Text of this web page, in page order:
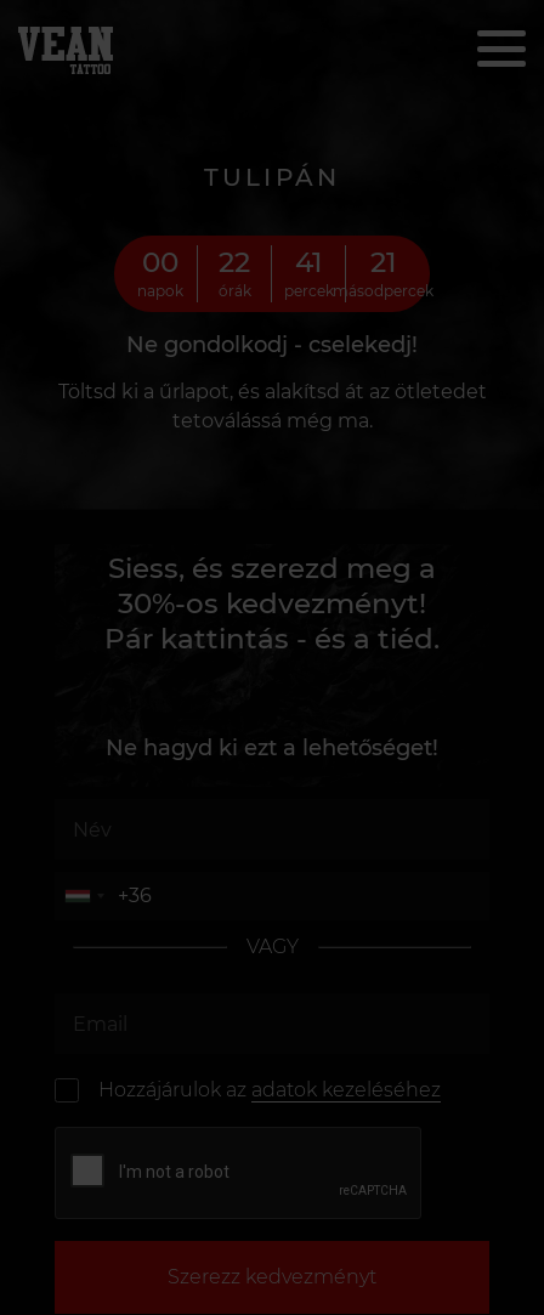
TULIPÁN
00
napok
22
órák
41
percek
19
másodpercek
Ne gondolkodj - cselekedj!
Töltsd ki a űrlapot, és alakítsd át az ötletedet
tetoválássá még ma.
Siess, és szerezd meg a
30%-os kedvezményt!
Pár kattintás - és a tiéd.
Ne hagyd ki ezt a lehetőséget!
VAGY
Hozzájárulok az adatok kezeléséhez
Szerezz kedvezményt